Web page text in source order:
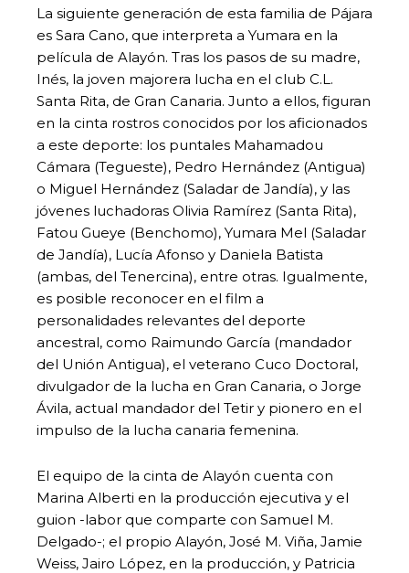
La siguiente generación de esta familia de Pájara
es Sara Cano, que interpreta a Yumara en la
película de Alayón. Tras los pasos de su madre,
Inés, la joven majorera lucha en el club C.L.
Santa Rita, de Gran Canaria. Junto a ellos, figuran
en la cinta rostros conocidos por los aficionados
a este deporte: los puntales Mahamadou
Cámara (Tegueste), Pedro Hernández (Antigua)
o Miguel Hernández (Saladar de Jandía), y las
jóvenes luchadoras Olivia Ramírez (Santa Rita),
Fatou Gueye (Benchomo), Yumara Mel (Saladar
de Jandía), Lucía Afonso y Daniela Batista
(ambas, del Tenercina), entre otras. Igualmente,
es posible reconocer en el film a
personalidades relevantes del deporte
ancestral, como Raimundo García (mandador
del Unión Antigua), el veterano Cuco Doctoral,
divulgador de la lucha en Gran Canaria, o Jorge
Ávila, actual mandador del Tetir y pionero en el
impulso de la lucha canaria femenina.
El equipo de la cinta de Alayón cuenta con
Marina Alberti en la producción ejecutiva y el
guion -labor que comparte con Samuel M.
Delgado-; el propio Alayón, José M. Viña, Jamie
Weiss, Jairo López, en la producción, y Patricia